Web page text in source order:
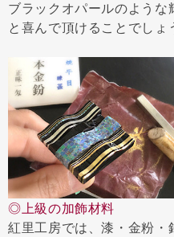
ブラックオパールのような
と喜んで頂けることでしょ
◎上級の加飾材料
紅里工房では、漆・金粉・